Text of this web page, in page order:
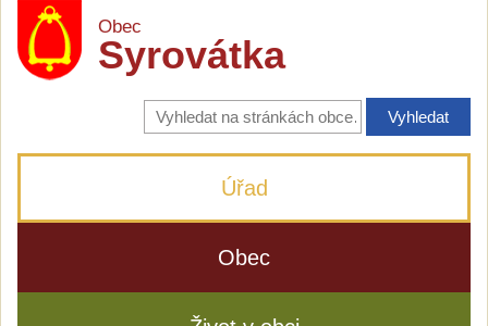
Obec
Syrovátka
Vyhledávání
na
stránkách
Úřad
Obec